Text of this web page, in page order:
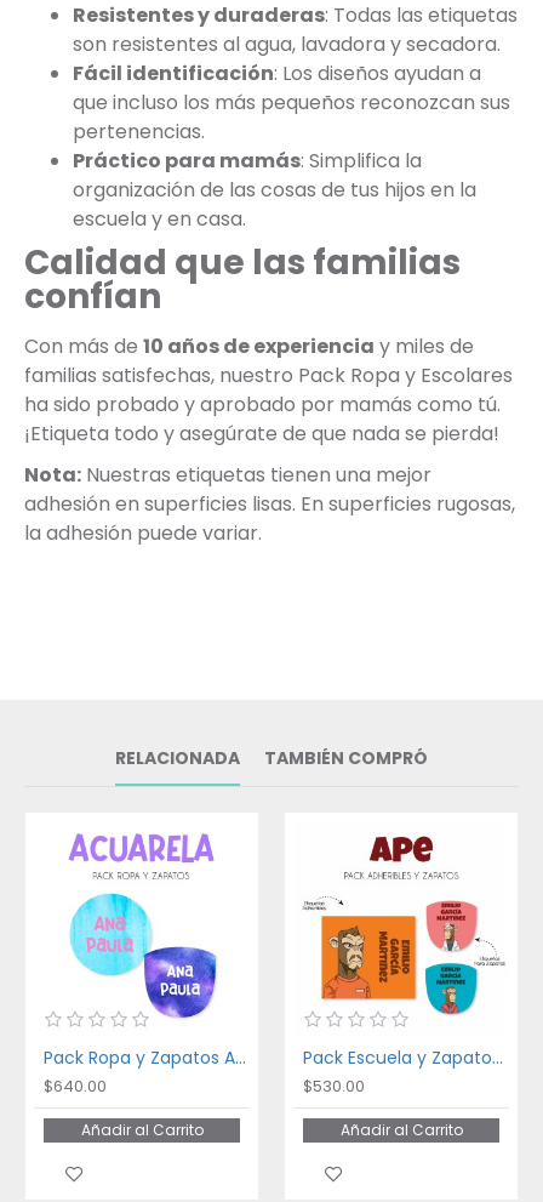
Resistentes y duraderas: Todas las etiquetas
son resistentes al agua, lavadora y secadora.
Fácil identificación: Los diseños ayudan a
que incluso los más pequeños reconozcan sus
pertenencias.
Práctico para mamás: Simplifica la
organización de las cosas de tus hijos en la
escuela y en casa.
Calidad que las familias
confían
Con más de 10 años de experiencia y miles de
familias satisfechas, nuestro Pack Ropa y Escolares
ha sido probado y aprobado por mamás como tú.
¡Etiqueta todo y asegúrate de que nada se pierda!
Nota: Nuestras etiquetas tienen una mejor
adhesión en superficies lisas. En superficies rugosas,
la adhesión puede variar.
RELACIONADA TAMBIÉN COMPRÓ
Pack Ropa y Zapatos Acuarela
$640.00
Añadir al Carrito
Pack Escuela y Zapatos Ape
$530.00
Añadir al Carrito